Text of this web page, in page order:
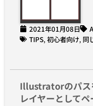
2021年01月08日
TIPS, 初心者向け, 同
Illustratorのパス
レイヤーとしてペ